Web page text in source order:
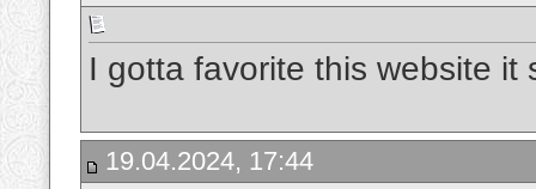
I gotta favorite this website
19.04.2024, 17:44